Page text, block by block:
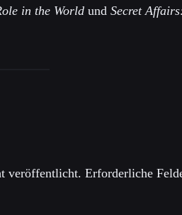
in the World undSecret
veröffentlicht. Erforderliche